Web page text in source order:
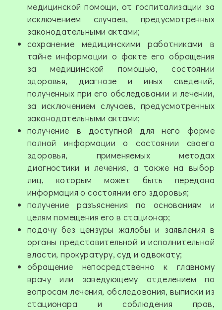
медицинской помощи, от госпитализации за
исключением случаев, предусмотренных
законодательными актами;
сохранение медицинскими работниками в
тайне информации о факте его обращения
за медицинской помощью, состоянии
здоровья, диагнозе и иных сведений,
полученных при его обследовании и лечении,
за исключением случаев, предусмотренных
законодательными актами;
получение в доступной для него форме
полной информации о состоянии своего
здоровья, применяемых методах
диагностики и лечения, а также на выбор
лиц, которым может быть передана
информация о состоянии его здоровья;
получение разъяснения по основаниям и
целям помещения его в стационар;
подачу без цензуры жалобы и заявления в
органы представительной и исполнительной
власти, прокуратуру, суд и адвокату;
обращение непосредственно к главному
врачу или заведующему отделением по
вопросам лечения, обследования, выписки из
стационара и соблюдения прав,